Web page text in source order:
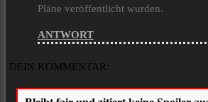
Pläne veröffentlicht wurden.
ANTWORT
DEIN KOMMENTAR: